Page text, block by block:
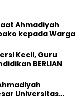
Ahmadiyah
kepada Warga
Kecil, Guru
BERLIAN
Universitas